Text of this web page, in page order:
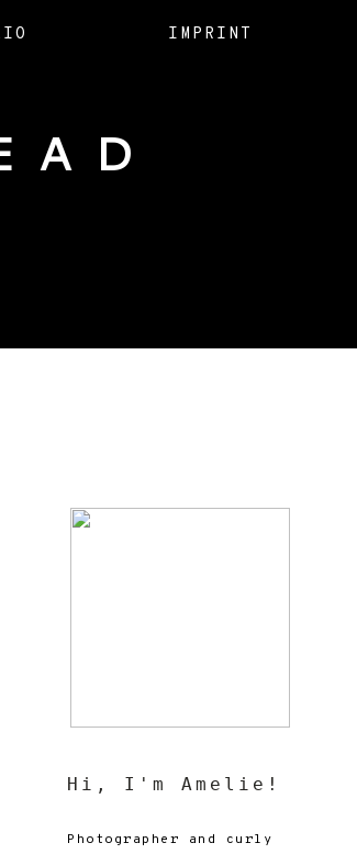
IMPRINT
Hi, I'm Amelie!
Photographer and curly